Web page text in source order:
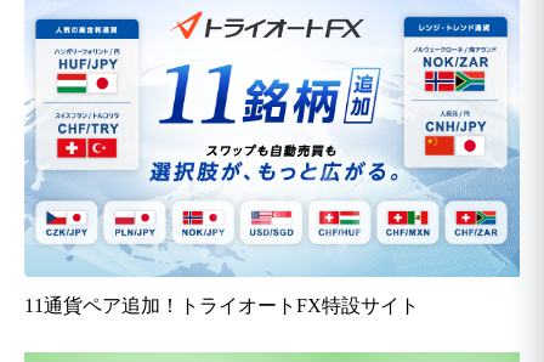
11通貨ペア追加！トライオートFX特設サイト